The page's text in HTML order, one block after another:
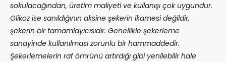
sokulacağından, üretim maliyeti ve kullanışı çok uygundur.
Glikoz ise sanıldığının aksine şekerin ikamesi değildir,
şekerin bir tamamlayıcısıdır. Genellikle şekerleme
sanayinde kullanılması zorunlu bir hammaddedir.
Şekerlemelerin raf ömrünü artırdığı gibi yenilebilir hale